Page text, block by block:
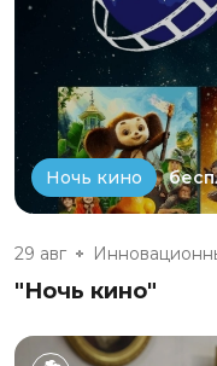
Ночь кино
29 авг
"Ночь кино"